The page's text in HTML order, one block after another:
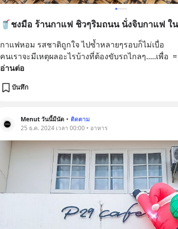
🥤ชงมือ ร้านกาแฟ ชิวๆริมถนน นั่งจิบกาแฟ
กาแฟหอม รสชาติถูกใจ ไปซ้ำหลายๆรอบก็ไม่เบื่อ
คนเราจะมีเหตุผลอะไรบ้างที่ต้องขับรถไกลๆ.....เพื่อ
อ่านต่อ
บันทึก
Menut วันนี้มีนัด • ติดตาม
25 ธ.ค. 2024 เวลา 00:00 • อาหาร